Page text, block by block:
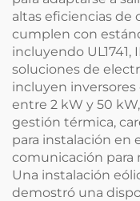
altas eficiencias de
cumplen con
incluyendo UL1741,
soluciones de
incluyen
entre 2 kW y 50
gestión térmica,
para instalación en
comunicación para
Una instalación
demostró una